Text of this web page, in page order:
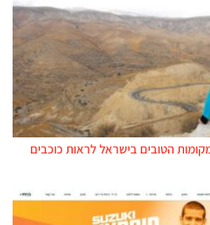
הטובים בישראל לראות כוכבים